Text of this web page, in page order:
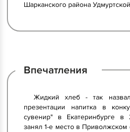
Шарканского района
Впечатления
Жидкий хлеб - так
презентации напитка в
сувенир" в Екатеринбурге в
занял 1-е место в